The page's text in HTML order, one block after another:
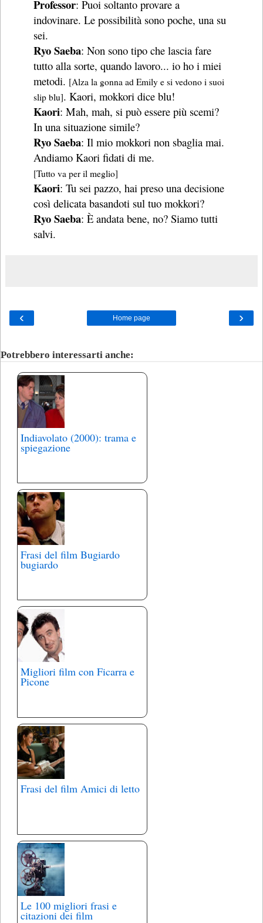
Professor: Puoi soltanto provare a
indovinare. Le possibilità sono poche, una su
sei.
Ryo Saeba: Non sono tipo che lascia fare
tutto alla sorte, quando lavoro... io ho i miei
metodi. [Alza la gonna ad Emily e si vedono i suoi
slip blu]. Kaori, mokkori dice blu!
Kaori: Mah, mah, si può essere più scemi?
In una situazione simile?
Ryo Saeba: Il mio mokkori non sbaglia mai.
Andiamo Kaori fidati di me.
[Tutto va per il meglio]
Kaori: Tu sei pazzo, hai preso una decisione
così delicata basandoti sul tuo mokkori?
Ryo Saeba: È andata bene, no? Siamo tutti
salvi.
‹ ›
Home page
Potrebbero interessarti anche:
Indiavolato (2000): trama e
spiegazione
Frasi del film Bugiardo
bugiardo
Migliori film con Ficarra e
Picone
Frasi del film Amici di letto
Le 100 migliori frasi e
citazioni dei film